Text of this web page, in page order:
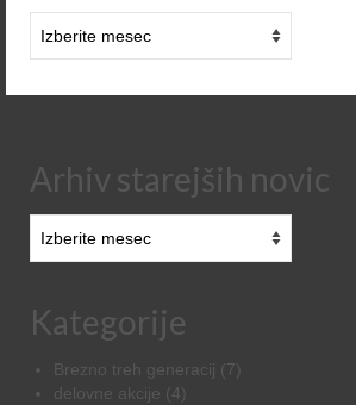
starejših
Arhiv starejših novic
starejših
Kategorije
Brezno treh generacij (7)
delovne akcije (4)